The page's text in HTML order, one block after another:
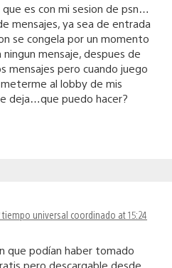
es con mi sesion de psn…
mensajes, ya sea de entrada
se congela por un momento
mensaje, despues de
mensajes pero cuando juego
al lobby de mis
deja…que puedo hacer?
universal coordinado at 15:24
que podían haber tomado
pero descargable desde